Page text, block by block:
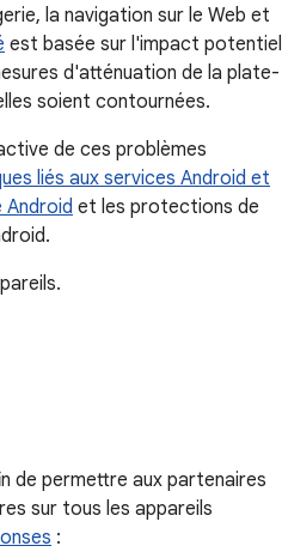
la navigation sur le Web et
est basée sur l'impact potentiel
d'atténuation de la plate-
soient contournées.
de ces problèmes
liés aux services Android et
et les protections de
de permettre aux partenaires
sur tous les appareils
: